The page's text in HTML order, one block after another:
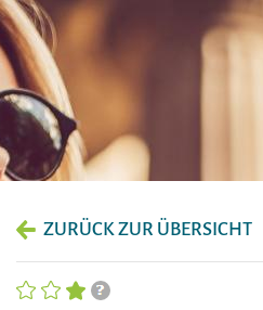
ZURÜCK ZUR ÜBERSICHT